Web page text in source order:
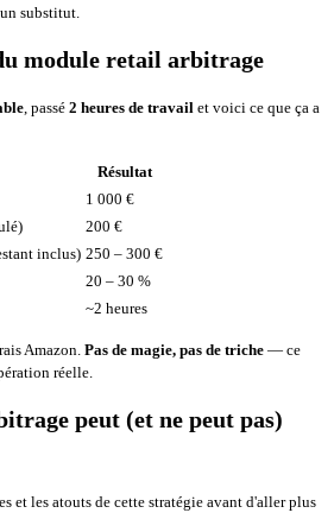
substitut.
module retail arbitrage
, passé 2 heures de travail et voici ce que ça a
Résultat
1 000 €
200 €
inclus) 250 – 300 €
20 – 30 %
~2 heures
Amazon. Pas de magie, pas de triche — ce
réelle.
peut (et ne peut pas)
et les atouts de cette stratégie avant d'aller plus